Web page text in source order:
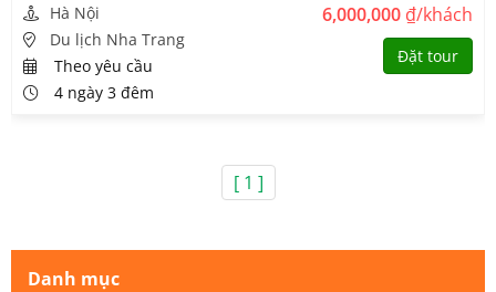
Hà Nội
Du lịch Nha Trang
Theo yêu cầu
4 ngày 3 đêm
6,000,000 ₫/khách
Đặt tour
[ 1 ]
Danh mục